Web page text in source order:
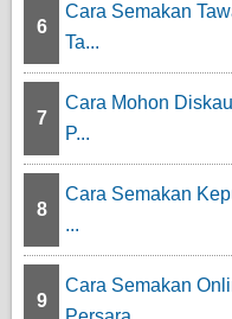
6
Cara Semakan
Ta...
7
Cara Mohon
P...
8
Cara Semakan
...
9
Cara Semakan